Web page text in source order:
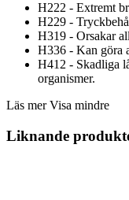
H222 - Extremt
H229 -
H319 - Orsakar
H336 - Kan göra
H412 - Skadliga
organismer.
Läs mer Visa mindre
Liknande